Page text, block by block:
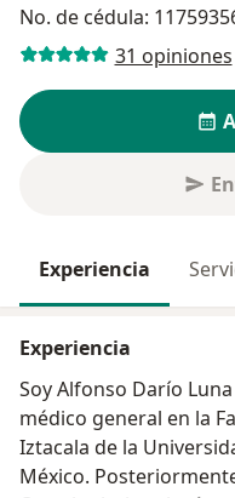
No. de cédula:
31 opiniones
Experiencia
Experiencia
Soy Alfonso Darío
médico general en la
Iztacala de la
México.